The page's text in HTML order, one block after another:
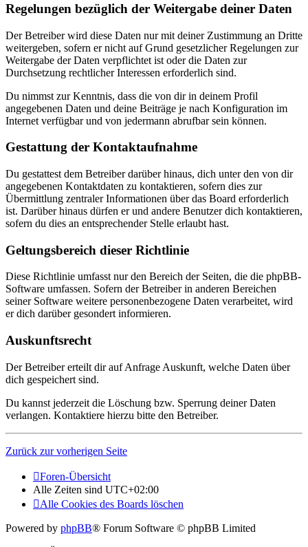
Regelungen bezüglich der Weitergabe deiner Daten
Der Betreiber wird diese Daten nur mit deiner Zustimmung an Dritte
weitergeben, sofern er nicht auf Grund gesetzlicher Regelungen zur
Weitergabe der Daten verpflichtet ist oder die Daten zur
Durchsetzung rechtlicher Interessen erforderlich sind.
Du nimmst zur Kenntnis, dass die von dir in deinem Profil
angegebenen Daten und deine Beiträge je nach Konfiguration im
Internet verfügbar und von jedermann abrufbar sein können.
Gestattung der Kontaktaufnahme
Du gestattest dem Betreiber darüber hinaus, dich unter den von dir
angegebenen Kontaktdaten zu kontaktieren, sofern dies zur
Übermittlung zentraler Informationen über das Board erforderlich
ist. Darüber hinaus dürfen er und andere Benutzer dich kontaktieren,
sofern du dies an entsprechender Stelle erlaubt hast.
Geltungsbereich dieser Richtlinie
Diese Richtlinie umfasst nur den Bereich der Seiten, die die phpBB-
Software umfassen. Sofern der Betreiber in anderen Bereichen
seiner Software weitere personenbezogene Daten verarbeitet, wird
er dich darüber gesondert informieren.
Auskunftsrecht
Der Betreiber erteilt dir auf Anfrage Auskunft, welche Daten über
dich gespeichert sind.
Du kannst jederzeit die Löschung bzw. Sperrung deiner Daten
verlangen. Kontaktiere hierzu bitte den Betreiber.
Zurück zur vorherigen Seite
Foren-Übersicht
Alle Zeiten sind UTC+02:00
Alle Cookies des Boards löschen
Powered by phpBB® Forum Software © phpBB Limited